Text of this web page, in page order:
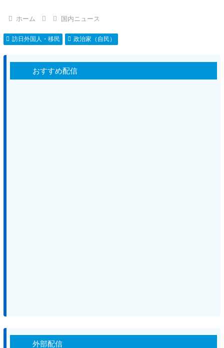
ホーム 国内ニュース
訪日外国人・移民 政治家（自民）
おすすめ配信
外部配信